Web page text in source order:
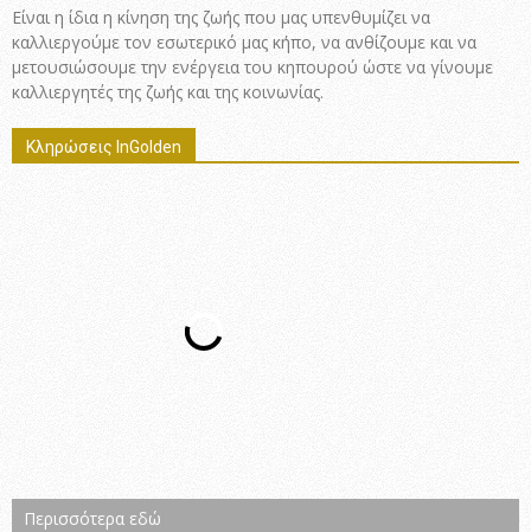
Είναι η ίδια η κίνηση της ζωής που μας υπενθυμίζει να
καλλιεργούμε τον εσωτερικό μας κήπο, να ανθίζουμε και να
μετουσιώσουμε την ενέργεια του κηπουρού ώστε να γίνουμε
καλλιεργητές της ζωής και της κοινωνίας.
Κληρώσεις InGolden
Περισσότερα εδώ